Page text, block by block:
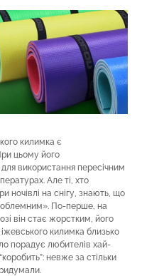
килимка є
цьому його
використання пересічним
Але ті, хто
ночівлі на снігу, знають, що
По-перше, на
він стає жорстким, його
килимка близько
порадує любителів хай-
невже за стільки